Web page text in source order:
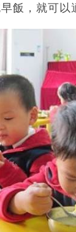
飯，就可以